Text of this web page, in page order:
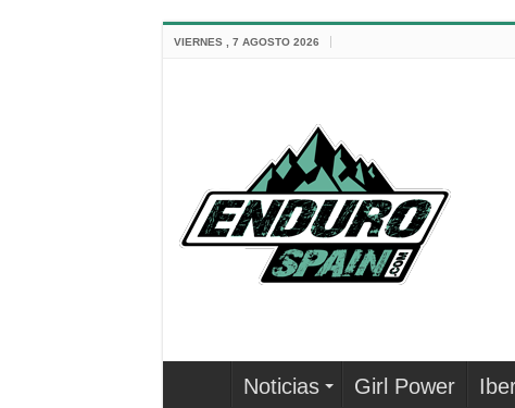
VIERNES , 7 AGOSTO 2026
Noticias Girl Power